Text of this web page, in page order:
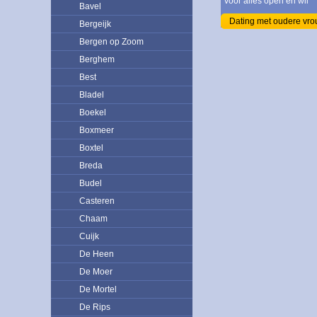
Bavel
Bergeijk
Bergen op Zoom
Berghem
Best
Bladel
Boekel
Boxmeer
Boxtel
Breda
Budel
Casteren
Chaam
Cuijk
De Heen
De Moer
De Mortel
De Rips
Dating met oudere